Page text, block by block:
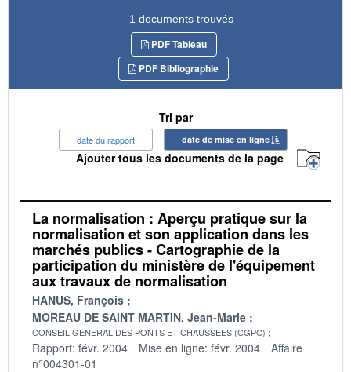
1 documents trouvés
PDF Tableau
PDF Bibliographie
Tri par
date du rapport date de mise en ligne
Ajouter tous les documents de la page
La normalisation : Aperçu pratique sur la
normalisation et son application dans les
marchés publics - Cartographie de la
participation du ministère de l'équipement
aux travaux de normalisation
HANUS, François
MOREAU DE SAINT MARTIN, Jean-Marie
CONSEIL GENERAL DES PONTS ET CHAUSSEES (CGPC)
Rapport: févr. 2004 Mise en ligne: févr. 2004
Affaire
n°004301-01